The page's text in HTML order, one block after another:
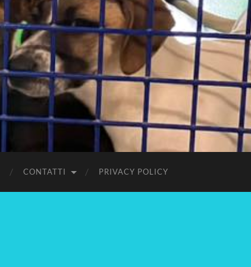
CONTATTI PRIVACY POLICY